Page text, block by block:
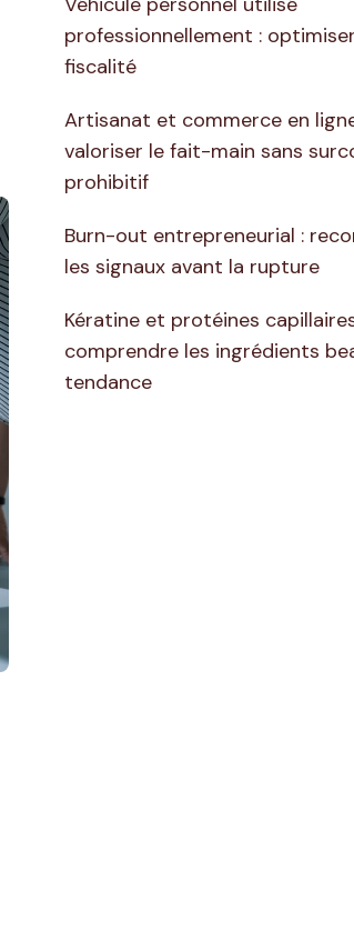
professionnellement :
fiscalité
Artisanat et commerce en
valoriser le fait-main sans
prohibitif
Burn-out entrepreneurial :
les signaux avant la rupture
Kératine et protéines
comprendre les ingrédients
tendance